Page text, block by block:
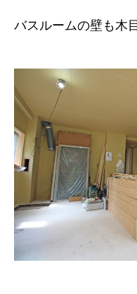
バスルームの壁も木